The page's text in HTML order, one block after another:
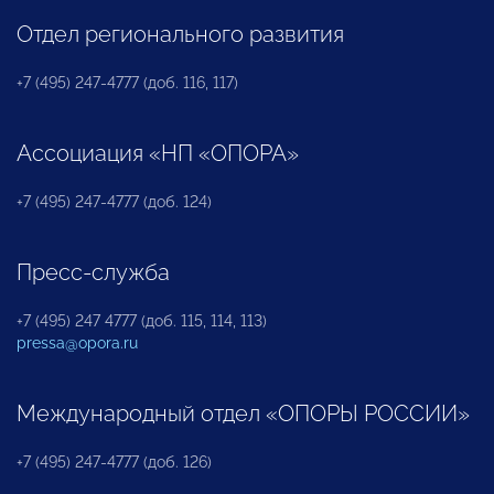
Отдел регионального развития
+7 (495) 247-4777 (доб. 116, 117)
Ассоциация «НП «ОПОРА»
+7 (495) 247-4777 (доб. 124)
Пресс-служба
+7 (495) 247 4777 (доб. 115, 114, 113)
pressa@opora.ru
Международный отдел «ОПОРЫ РОССИИ»
+7 (495) 247-4777 (доб. 126)